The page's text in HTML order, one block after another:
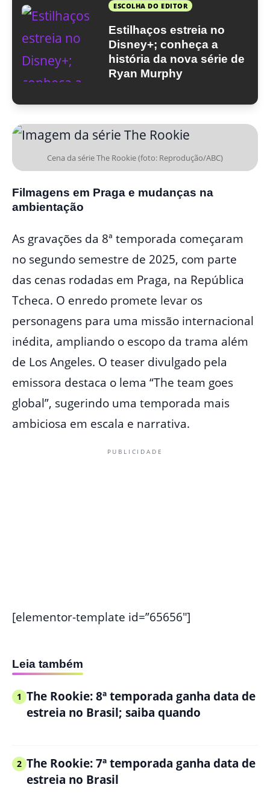
ESCOLHA DO EDITOR
Estilhaços estreia no
Disney+; conheça a
história da nova série de
Ryan Murphy
Cena da série The Rookie (foto: Reprodução/ABC)
Filmagens em Praga e mudanças na
ambientação
As gravações da 8ª temporada começaram
no segundo semestre de 2025, com parte
das cenas rodadas em Praga, na República
Tcheca. O enredo promete levar os
personagens para uma missão internacional
inédita, ampliando o escopo da trama além
de Los Angeles. O teaser divulgado pela
emissora destaca o lema “The team goes
global”, sugerindo uma temporada mais
ambiciosa em escala e narrativa.
PUBLICIDADE
[elementor-template id=”65656″]
Leia também
1 The Rookie: 8ª temporada ganha data de
estreia no Brasil; saiba quando
2 The Rookie: 7ª temporada ganha data de
estreia no Brasil